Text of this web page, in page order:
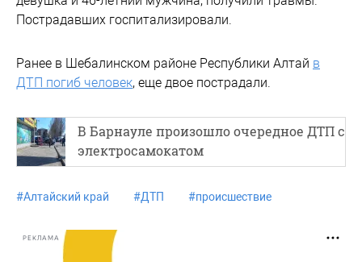
Пострадавших госпитализировали.
Ранее в Шебалинском районе Республики Алтай в
ДТП погиб человек, еще двое пострадали.
В Барнауле произошло очередное ДТП с
электросамокатом
#Алтайский край #ДТП #происшествие
РЕКЛАМА